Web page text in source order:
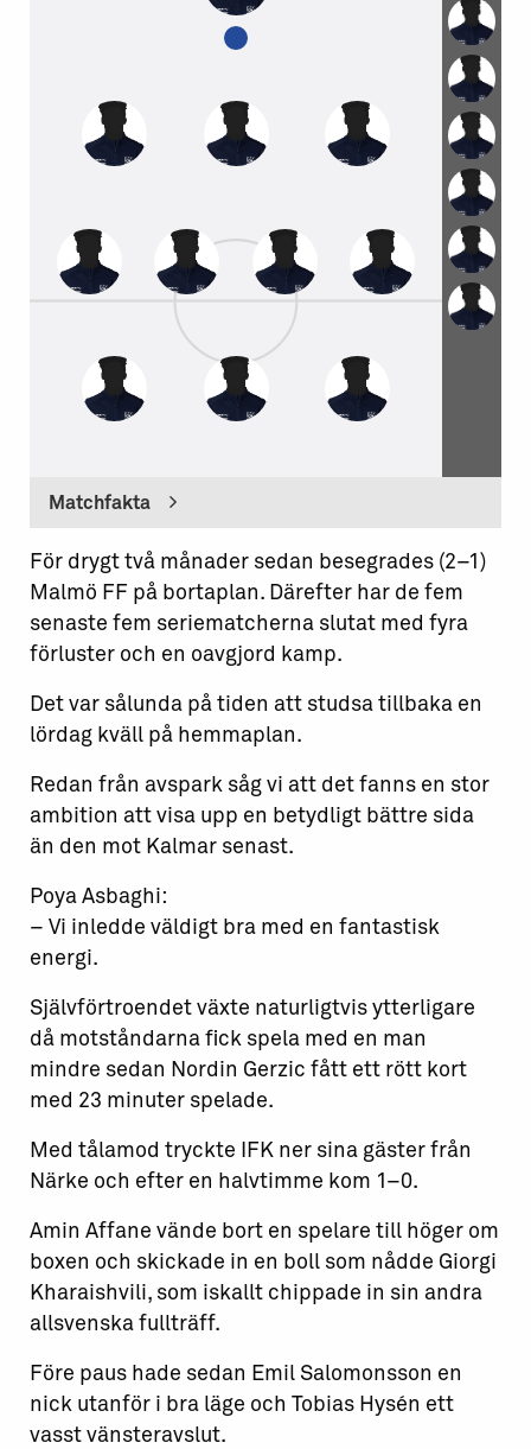
Matchfakta
För drygt två månader sedan besegrades (2–1)
Malmö FF på bortaplan. Därefter har de fem
senaste fem seriematcherna slutat med fyra
förluster och en oavgjord kamp.
Det var sålunda på tiden att studsa tillbaka en
lördag kväll på hemmaplan.
Redan från avspark såg vi att det fanns en stor
ambition att visa upp en betydligt bättre sida
än den mot Kalmar senast.
Poya Asbaghi:
– Vi inledde väldigt bra med en fantastisk
energi.
Självförtroendet växte naturligtvis ytterligare
då motståndarna fick spela med en man
mindre sedan Nordin Gerzic fått ett rött kort
med 23 minuter spelade.
Med tålamod tryckte IFK ner sina gäster från
Närke och efter en halvtimme kom 1–0.
Amin Affane vände bort en spelare till höger om
boxen och skickade in en boll som nådde Giorgi
Kharaishvili, som iskallt chippade in sin andra
allsvenska fullträff.
Före paus hade sedan Emil Salomonsson en
nick utanför i bra läge och Tobias Hysén ett
vasst vänsteravslut.